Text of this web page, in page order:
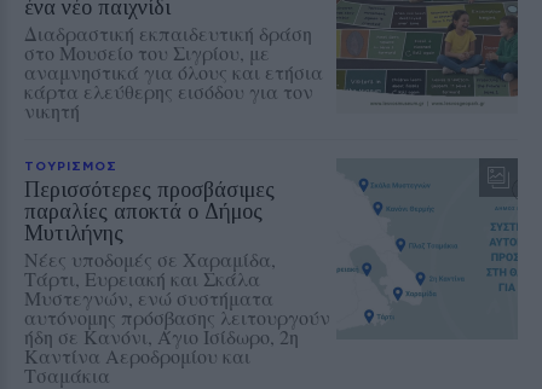
ένα νέο παιχνίδι
Διαδραστική εκπαιδευτική δράση
στο Μουσείο του Σιγρίου, με
αναμνηστικά για όλους και ετήσια
κάρτα ελεύθερης εισόδου για τον
νικητή
ΤΟΥΡΙΣΜΟΣ
Περισσότερες προσβάσιμες
παραλίες αποκτά ο Δήμος
Μυτιλήνης
Νέες υποδομές σε Χαραμίδα,
Τάρτι, Ευρειακή και Σκάλα
Μυστεγνών, ενώ συστήματα
αυτόνομης πρόσβασης λειτουργούν
ήδη σε Κανόνι, Άγιο Ισίδωρο, 2η
Καντίνα Αεροδρομίου και
Τσαμάκια